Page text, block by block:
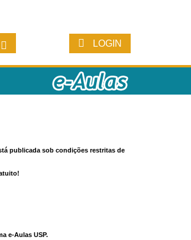
LOGIN
publicada sob condições restritas de
e-Aulas USP.